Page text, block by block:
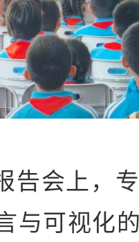
告会上，
与可视化